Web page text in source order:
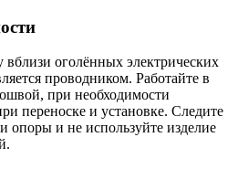
вблизи оголённых электрических
проводником. Работайте в
при необходимости
переноске и установке. Следите
опоры и не используйте изделие